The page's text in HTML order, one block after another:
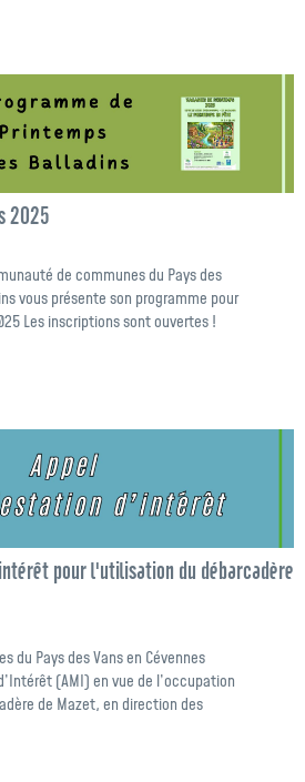
2025
de communes du Pays des
vous présente son programme pour
Les inscriptions sont ouvertes !
pour l'utilisation du débarcadère
du Pays des Vans en Cévennes
(AMI) en vue de l’occupation
de Mazet, en direction des